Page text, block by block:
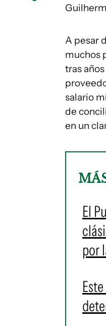
A pesar
muchos
tras
salario
de
en un
El
por